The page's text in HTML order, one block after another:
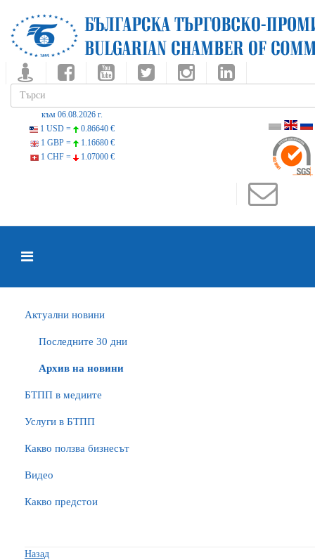
към 06.08.2026 г.
1 USD =
0.86640 €
1 GBP =
1.16680 €
1 CHF =
1.07000 €
Актуални новини
Последните 30 дни
Архив на новини
БTПП в медиите
Услуги в БТПП
Какво ползва бизнесът
Видео
Какво предстои
Назад